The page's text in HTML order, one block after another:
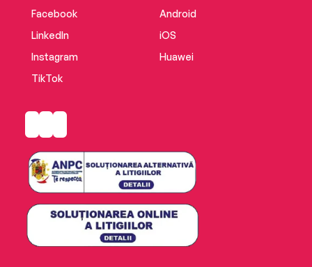
Facebook
LinkedIn
Instagram
TikTok
Android
iOS
Huawei